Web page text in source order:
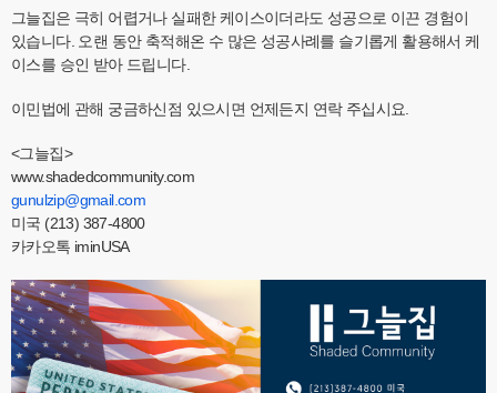
그늘집은 극히 어렵거나 실패한 케이스이더라도 성공으로 이끈 경험이
있습니다. 오랜 동안 축적해온 수 많은 성공사례를 슬기롭게 활용해서 케
이스를 승인 받아 드립니다.
이민법에 관해 궁금하신점 있으시면 언제든지 연락 주십시요.
<그늘집>
www.shadedcommunity.com
gunulzip@gmail.com
미국 (213) 387-4800
카카오톡 iminUSA